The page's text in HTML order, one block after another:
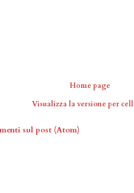
Home page
Visualizza la versione per
sul post (Atom)